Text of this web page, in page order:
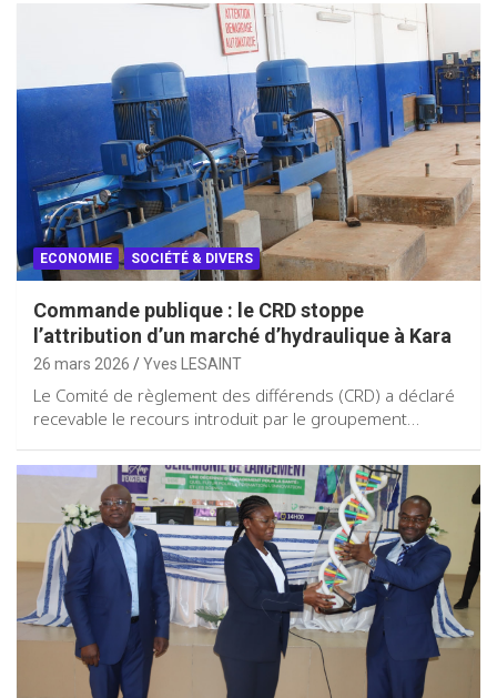
ECONOMIE SOCIÉTÉ & DIVERS
Commande publique : le CRD stoppe
l’attribution d’un marché d’hydraulique à Kara
26 mars 2026 Yves LESAINT
Le Comité de règlement des différends (CRD) a déclaré
recevable le recours introduit par le groupement…